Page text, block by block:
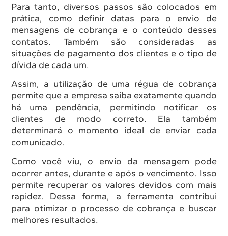
Para tanto, diversos passos são colocados em
prática, como definir datas para o envio de
mensagens de cobrança e o conteúdo desses
contatos. Também são consideradas as
situações de pagamento dos clientes e o tipo de
dívida de cada um.
Assim, a utilização de uma régua de cobrança
permite que a empresa saiba exatamente quando
há uma pendência, permitindo notificar os
clientes de modo correto. Ela também
determinará o momento ideal de enviar cada
comunicado.
Como você viu, o envio da mensagem pode
ocorrer antes, durante e após o vencimento. Isso
permite recuperar os valores devidos com mais
rapidez. Dessa forma, a ferramenta contribui
para otimizar o processo de cobrança e buscar
melhores resultados.